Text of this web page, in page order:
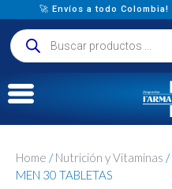
🚀 Envíos a todo Colombia!
Home /Nutrición y Vitaminas /
MEN 30 TABLETAS